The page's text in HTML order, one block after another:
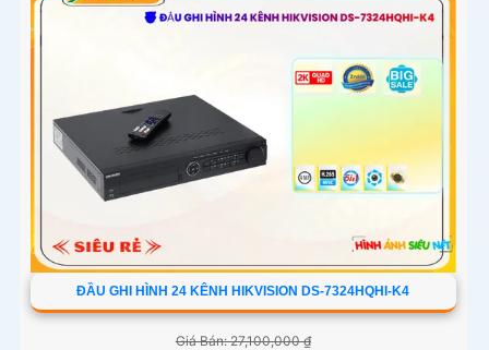
ĐẦU GHI HÌNH 24 KÊNH HIKVISION DS-7324HQHI-K4
Giá Bán: 27,100,000 ₫